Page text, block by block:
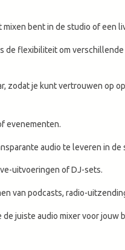
bent in de studio of een
de flexibiliteit om
zodat je kunt vertrouwen op
evenementen.
audio te leveren in de
uitvoeringen of DJ-sets.
van podcasts, radio-
juiste audio mixer voor jouw